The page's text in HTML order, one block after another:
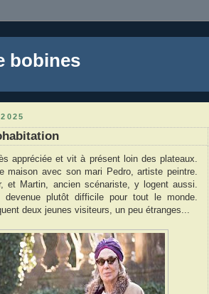
bobines
appréciée et vit à présent loin des plateaux.
maison avec son mari Pedro, artiste peintre.
et Martin, ancien scénariste, y logent aussi.
devenue plutôt difficile pour tout le monde.
deux jeunes visiteurs, un peu étranges...